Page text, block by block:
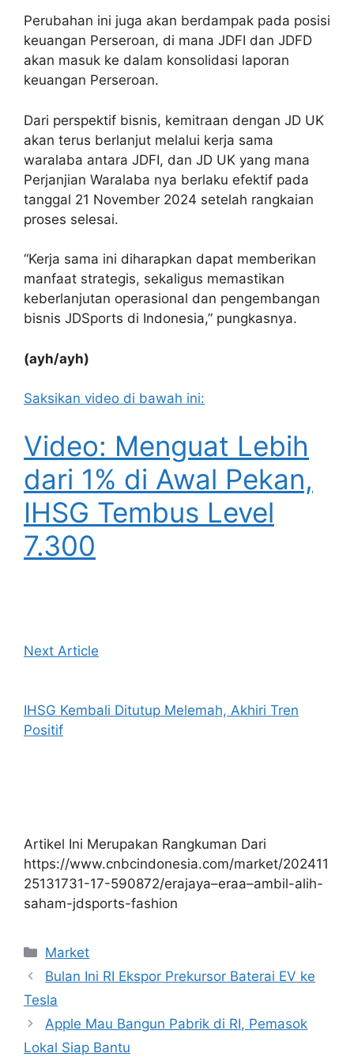
Perubahan ini juga akan berdampak pada posisi
keuangan Perseroan, di mana JDFI dan JDFD
akan masuk ke dalam konsolidasi laporan
keuangan Perseroan.
Dari perspektif bisnis, kemitraan dengan JD UK
akan terus berlanjut melalui kerja sama
waralaba antara JDFI, dan JD UK yang mana
Perjanjian Waralaba nya berlaku efektif pada
tanggal 21 November 2024 setelah rangkaian
proses selesai.
“Kerja sama ini diharapkan dapat memberikan
manfaat strategis, sekaligus memastikan
keberlanjutan operasional dan pengembangan
bisnis JDSports di Indonesia,” pungkasnya.
(ayh/ayh)
Saksikan video di bawah ini:
Video: Menguat Lebih
dari 1% di Awal Pekan,
IHSG Tembus Level
7.300
Next Article
IHSG Kembali Ditutup Melemah, Akhiri Tren
Positif
Artikel Ini Merupakan Rangkuman Dari
https://www.cnbcindonesia.com/market/202411
25131731-17-590872/erajaya–eraa–ambil-alih-
saham-jdsports-fashion
Kategori
Market
Bulan Ini RI Ekspor Prekursor Baterai EV ke
Tesla
Apple Mau Bangun Pabrik di RI, Pemasok
Lokal Siap Bantu